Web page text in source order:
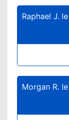
Raphael J. le
Morgan R. le